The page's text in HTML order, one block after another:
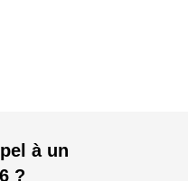
à un
?